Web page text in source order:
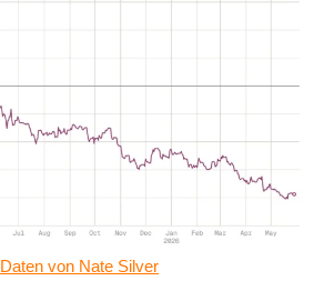
Daten von Nate Silver